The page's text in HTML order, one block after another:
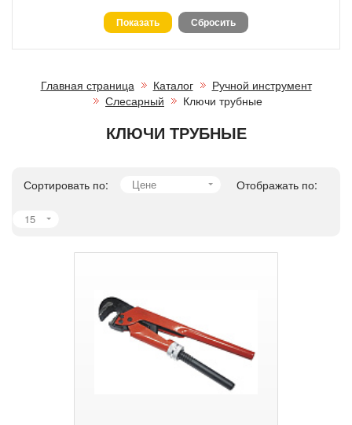
Главная страница Каталог
Ручной инструмент
Слесарный
Ключи трубные
КЛЮЧИ ТРУБНЫЕ
Сортировать по: Цене Отображать по:
15